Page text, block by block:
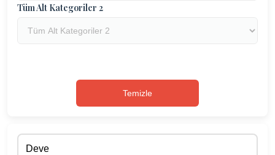
Tüm Alt Kategoriler 2
Temizle